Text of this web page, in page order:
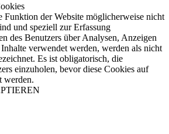
der Website möglicherweise nicht
und speziell zur Erfassung
des Benutzers über Analysen, Anzeigen
verwendet werden, werden als nicht
Es ist obligatorisch, die
einzuholen, bevor diese Cookies auf
werden.